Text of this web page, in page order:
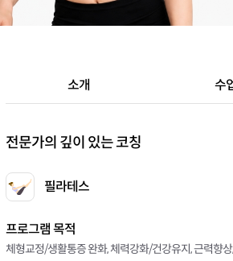
소개 수
전문가의 깊이 있는 코칭
필라테스
프로그램 목적
체형교정/생활통증 완화, 체력강화/건강유지, 근력향